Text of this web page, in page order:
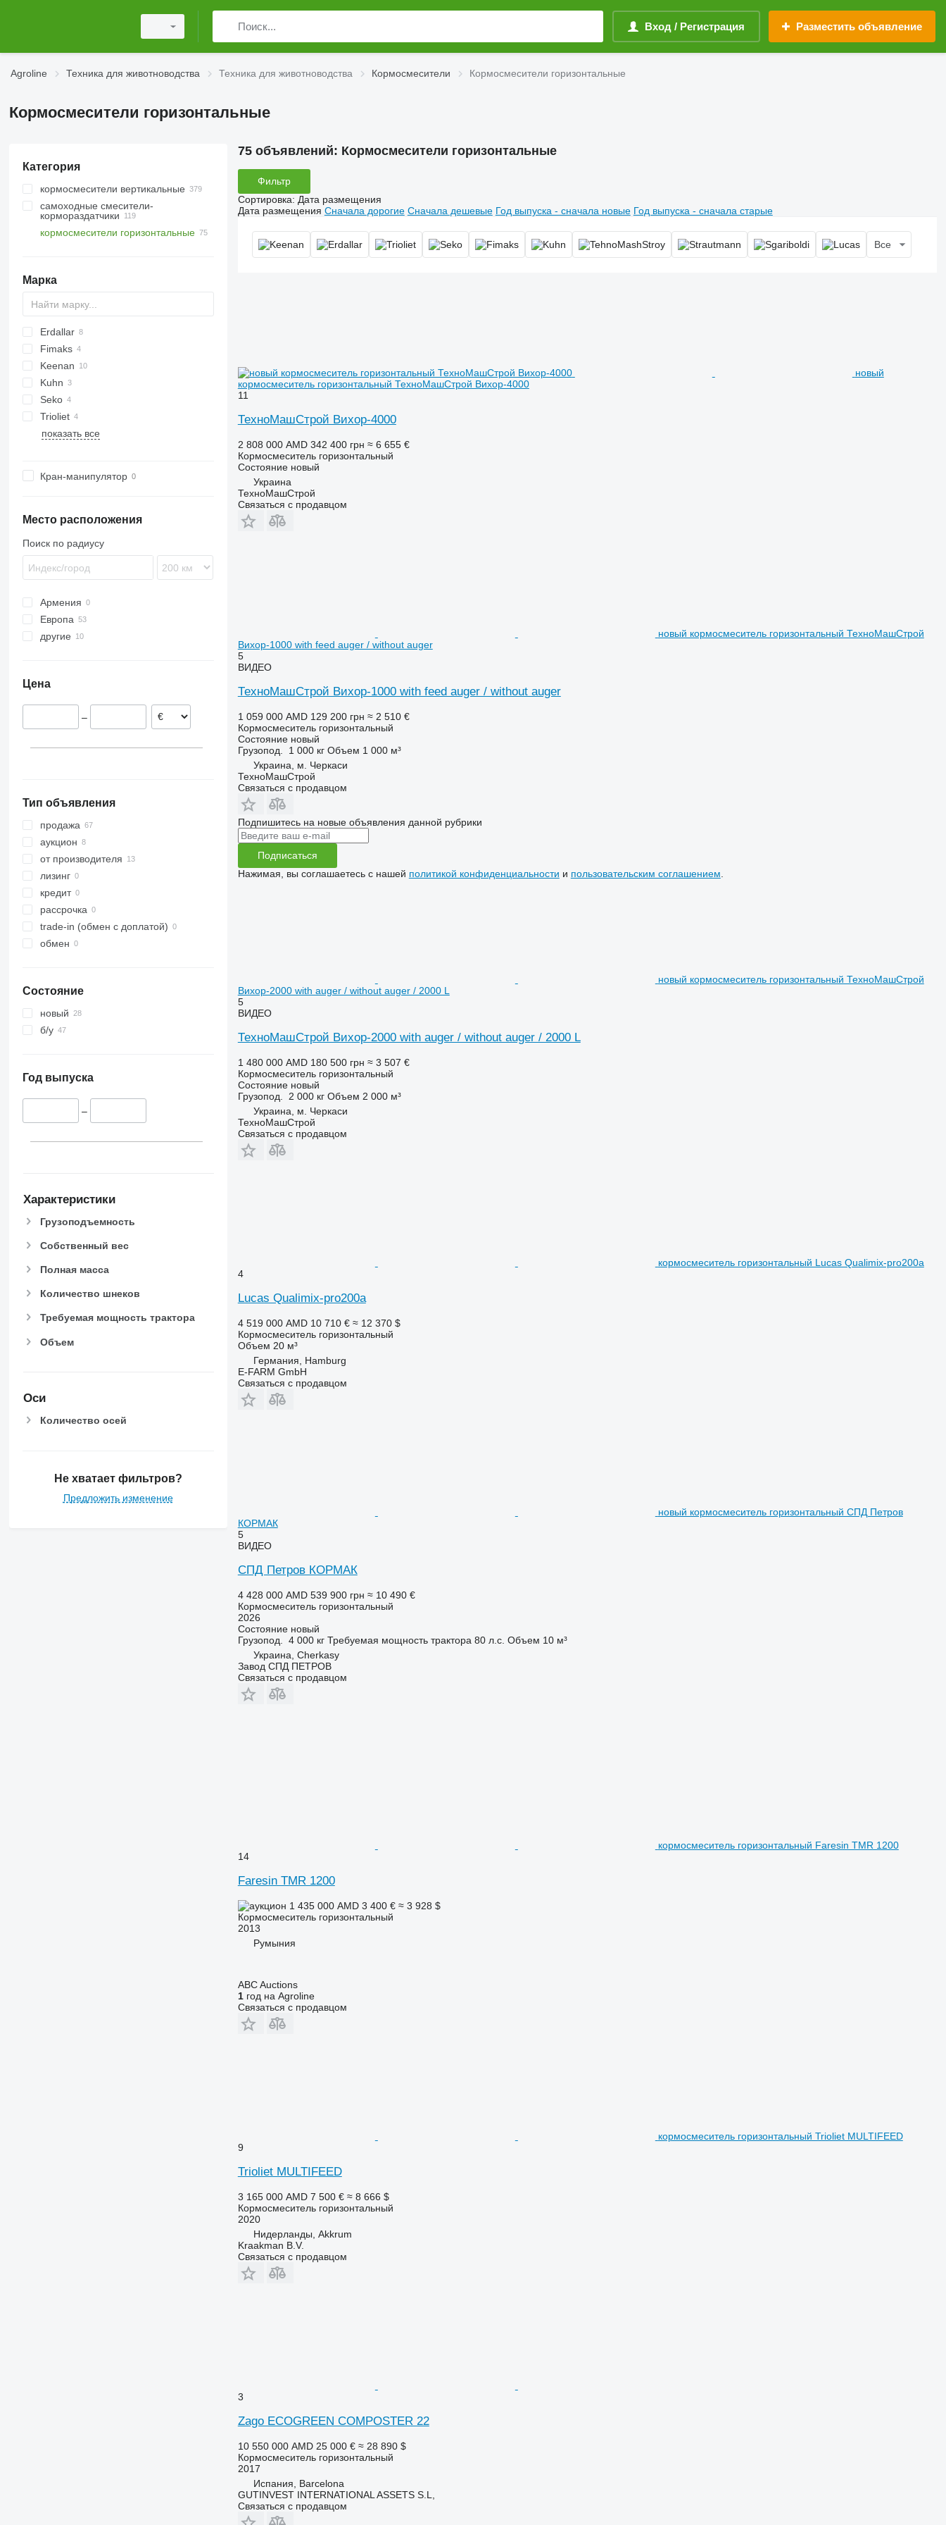
Вход / Регистрация Разместить объявление
Agroline Техника для животноводства Техника для животноводства Кормосмесители Кормосмесители горизонтальные
Кормосмесители горизонтальные
Категория
кормосмесители вертикальные
самоходные смесители-
кормораздатчики
кормосмесители горизонтальные
Марка
V-MIX
Erdallar
TMR
Fimaks
Keenan
MF
VM
Kuhn
Euromix
Profile
Seko
Sam
MV
Trioliet
Solomix
показать все
Кран-манипулятор
Место расположения
Поиск по радиусу
Армения
Европа
Германия
Литва
Австрия
другие
Цена
–
Тип объявления
продажа
аукцион
от производителя
лизинг
кредит
рассрочка
trade-in (обмен с доплатой)
обмен
Состояние
новый
б/у
Год выпуска
–
Характеристики
Грузоподъемность
Собственный вес
Полная масса
Количество шнеков
Требуемая мощность трактора
Объем
Оси
Количество осей
Не хватает фильтров?
Предложить изменение
75 объявлений: Кормосмесители горизонтальные
Фильтр
Сортировка: Дата размещения
Дата размещения Сначала дорогие Сначала дешевые Год выпуска - сначала новые Год выпуска - сначала старые
Все
новый
кормосмеситель горизонтальный ТехноМашСтрой Вихор-4000
11
ТехноМашСтрой Вихор-4000
2 808 000 AMD 342 400 грн ≈ 6 655 €
Кормосмеситель горизонтальный
Состояниеновый
Украина
ТехноМашСтрой
Связаться с продавцом
новый кормосмеситель горизонтальный ТехноМашСтрой
Вихор-1000 with feed auger / without auger
5
ВИДЕО
ТехноМашСтрой Вихор-1000 with feed auger / without auger
1 059 000 AMD 129 200 грн ≈ 2 510 €
Кормосмеситель горизонтальный
Состояниеновый
Грузопод.
1 000 кг Объем 1 000 м³
Украина, м. Черкаси
ТехноМашСтрой
Связаться с продавцом
Подпишитесь на новые объявления данной рубрики
Подписаться
Нажимая, вы соглашаетесь с нашей политикой конфиденциальности и пользовательским соглашением
новый кормосмеситель горизонтальный ТехноМашСтрой
Вихор-2000 with auger / without auger / 2000 L
5
ВИДЕО
ТехноМашСтрой Вихор-2000 with auger / without auger / 2000 L
1 480 000 AMD 180 500 грн ≈ 3 507 €
Кормосмеситель горизонтальный
Состояниеновый
Грузопод.
2 000 кг Объем 2 000 м³
Украина, м. Черкаси
ТехноМашСтрой
Связаться с продавцом
кормосмеситель горизонтальный Lucas Qualimix-pro200a
4
Lucas Qualimix-pro200a
4 519 000 AMD 10 710 € ≈ 12 370 $
Кормосмеситель горизонтальный
Объем 20 м³
Германия, Hamburg
E-FARM GmbH
Связаться с продавцом
новый кормосмеситель горизонтальный СПД Петров
КОРМАК
5
ВИДЕО
СПД Петров КОРМАК
4 428 000 AMD 539 900 грн ≈ 10 490 €
Кормосмеситель горизонтальный
2026
Состояниеновый
Грузопод.
4 000 кг Требуемая мощность трактора 80 л.с. Объем 10 м³
Украина, Cherkasy
Завод СПД ПЕТРОВ
Связаться с продавцом
кормосмеситель горизонтальный Faresin TMR 1200
14
Faresin TMR 1200
1 435 000 AMD 3 400 € ≈ 3 928 $
Кормосмеситель горизонтальный
2013
Румыния
ABC Auctions
1год на Agroline
Связаться с продавцом
кормосмеситель горизонтальный Trioliet MULTIFEED
9
Trioliet MULTIFEED
3 165 000 AMD 7 500 € ≈ 8 666 $
Кормосмеситель горизонтальный
2020
Нидерланды, Akkrum
Kraakman B.V.
Связаться с продавцом
3
Zago ECOGREEN COMPOSTER 22
10 550 000 AMD 25 000 € ≈ 28 890 $
Кормосмеситель горизонтальный
2017
Испания, Barcelona
GUTINVEST INTERNATIONAL ASSETS S.L,
Связаться с продавцом